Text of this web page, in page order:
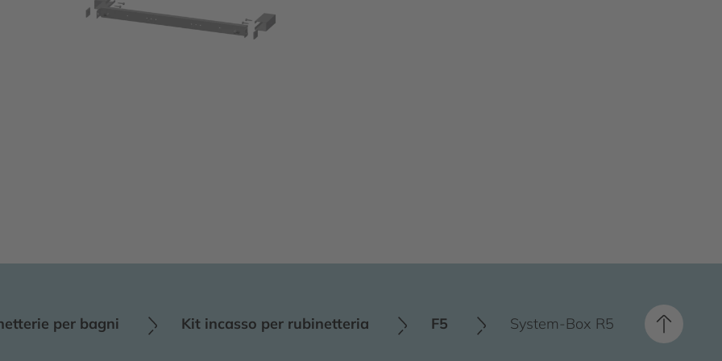
per bagni Kit incasso per rubinetteria F5 System-Box R5